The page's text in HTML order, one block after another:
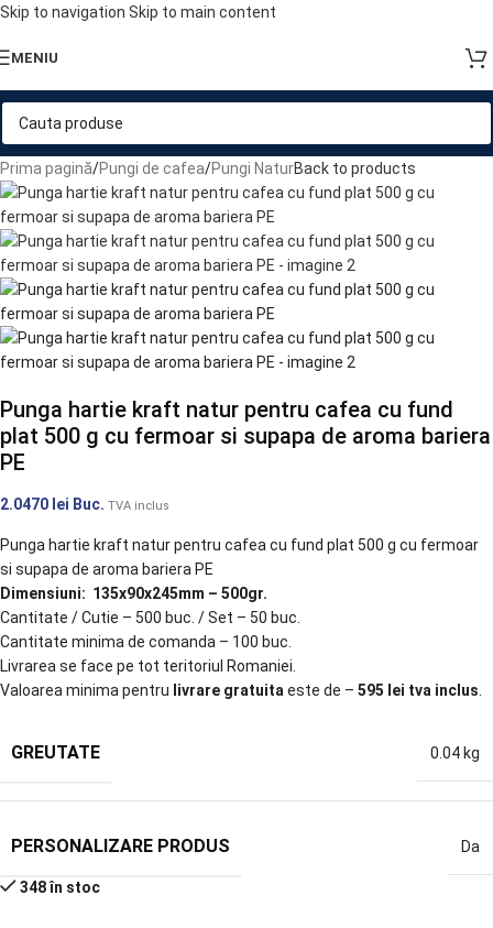
Skip to navigation Skip to main content
MENIU
Prima pagină/Pungi de cafea/Pungi NaturBack to products
Punga hartie kraft natur pentru cafea cu fund
plat 500 g cu fermoar si supapa de aroma bariera
PE
2.0470 lei Buc. TVA inclus
Punga hartie kraft natur pentru cafea cu fund plat 500 g cu fermoar
si supapa de aroma bariera PE
Dimensiuni: 135x90x245mm – 500gr.
Cantitate / Cutie – 500 buc. / Set – 50 buc.
Cantitate minima de comanda – 100 buc.
Livrarea se face pe tot teritoriul Romaniei.
Valoarea minima pentru livrare gratuita este de – 595 lei tva inclus
GREUTATE 0.04 kg
PERSONALIZARE PRODUS Da
348 în stoc